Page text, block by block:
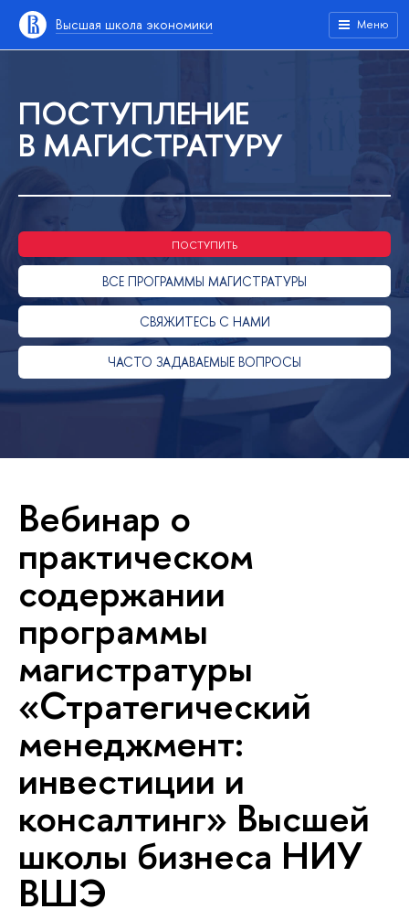
Высшая школа экономики Меню
ПОСТУПЛЕНИЕ
В МАГИСТРАТУРУ
ПОСТУПИТЬ
ВСЕ ПРОГРАММЫ МАГИСТРАТУРЫ
СВЯЖИТЕСЬ С НАМИ
ЧАСТО ЗАДАВАЕМЫЕ ВОПРОСЫ
Вебинар о
практическом
содержании
программы
магистратуры
«Стратегический
менеджмент:
инвестиции и
консалтинг» Высшей
школы бизнеса НИУ
ВШЭ